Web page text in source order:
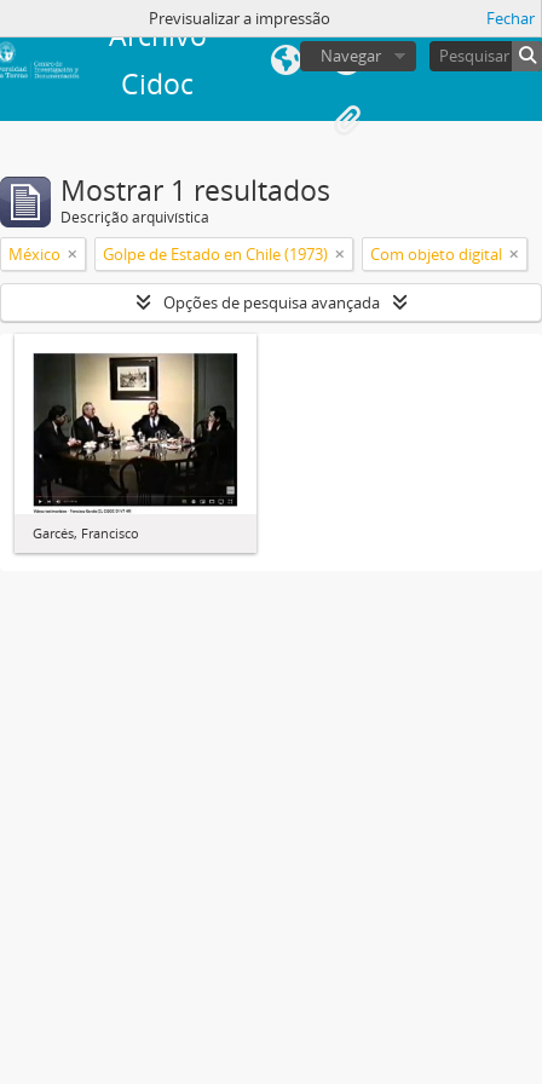
Archivo
Cidoc
Navegar
Previsualizar a impressão Fechar
Mostrar 1 resultados
Descrição arquivística
México Golpe de Estado en Chile (1973) Com objeto digital
Opções de pesquisa avançada
Garcés, Francisco